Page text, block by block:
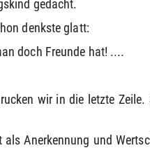
gedacht.
denkste glatt:
doch Freunde hat! ....
wir in die letzte
als Anerkennung und